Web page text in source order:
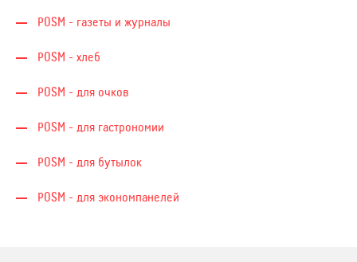
POSM - газеты и журналы
POSM - хлеб
POSM - для очков
POSM - для гастрономии
POSM - для бутылок
POSM - для экономпанелей